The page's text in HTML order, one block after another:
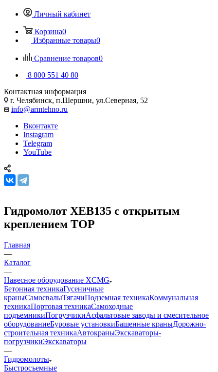
Личный кабинет
Корзина0
Избранные товары0
Сравнение товаров0
8 800 551 40 80
Контактная информация
г. Челябинск, п.Шершни, ул.Северная, 52
info@armtehno.ru
Вконтакте
Instagram
Telegram
YouTube
Гидромолот XEB135 с открытым
креплением TOP
Главная
—
Каталог
—
Навесное оборудование XCMG
Бетонная техникаГусеничные
краныСамосвалыТягачиПодземная техникаКоммунальная
техникаПортовая техникаСамоходные
подъемникиПогрузчикиАсфальтовые заводы и смесительное
оборудованиеБуровые установкиБашенные краныДорожно-
строительная техникаАвтокраныЭкскаваторы-
погрузчикиЭкскаваторы
—
Гидромолоты
Быстросъемные